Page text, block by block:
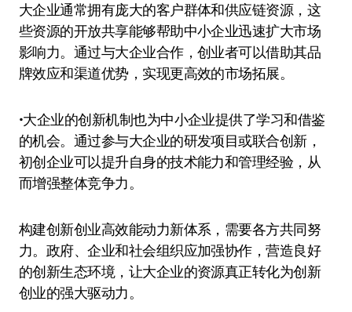
大企业通常拥有庞大的客户群体和供应链资源，这
些资源的开放共享能够帮助中小企业迅速扩大市场
影响力。通过与大企业合作，创业者可以借助其品
牌效应和渠道优势，实现更高效的市场拓展。
•大企业的创新机制也为中小企业提供了学习和借鉴
的机会。通过参与大企业的研发项目或联合创新，
初创企业可以提升自身的技术能力和管理经验，从
而增强整体竞争力。
构建创新创业高效能动力新体系，需要各方共同努
力。政府、企业和社会组织应加强协作，营造良好
的创新生态环境，让大企业的资源真正转化为创新
创业的强大驱动力。